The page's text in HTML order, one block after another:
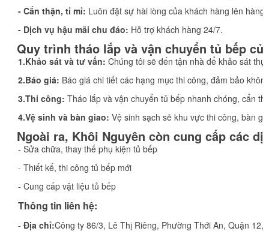
- Cẩn thận, tỉ mỉ: Luôn đặt sự hài lòng của khách hàng lên hàng
- Dịch vụ hậu mãi chu đáo: Hỗ trợ khách hàng 24/7.
Quy trình tháo lắp và vận chuyển tủ bếp
1.Khảo sát và tư vấn: Chúng tôi sẽ đến tận nhà để khảo sát
2.Báo giá: Báo giá chi tiết các hạng mục thi công, đảm bảo
3.Thi công: Tháo lắp và vận chuyển tủ bếp nhanh chóng, cẩn
4.Vệ sinh và bàn giao: Vệ sinh sạch sẽ khu vực thi công, bàn
Ngoài ra, Khôi Nguyên​ còn cung cấp các
- Sửa chữa, thay thế phụ kiện tủ bếp
- Thiết kế, thi công tủ bếp mới
- Cung cấp vật liệu tủ bếp
Thông tin liên hệ:
- Địa chỉ:Công ty 86/3, Lê Thị Riêng, Phường Thới An, Quận